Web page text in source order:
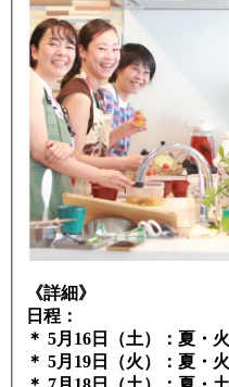
《詳細》
日程：
＊ 5月16日（土）：夏・火
＊ 5月19日（火）：夏・火